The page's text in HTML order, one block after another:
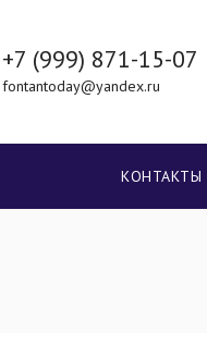
+7 (999) 871-15-07
fontantoday@yandex.ru
КОНТАКТЫ